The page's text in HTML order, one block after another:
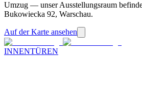
Umzug — unser Ausstellungsraum
Bukowiecka 92, Warschau.
Auf der Karte ansehen
INNENTÜREN